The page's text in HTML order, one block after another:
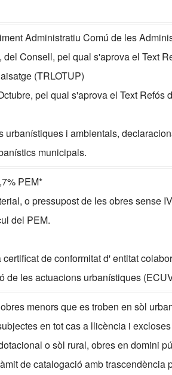
Administratiu Comú de les
Consell, pel qual s'aprova el Text
(TRLOTUP)
pel qual s'aprova el Text Refós
i ambientals,
municipals.
PEM*
o pressupost de les obres sense
del PEM.
de conformitat d' entitat
de les actuacions urbanístiques
menors que es troben en sòl
en tot cas a llicència i
o sòl rural, obres en domini
de catalogació amb trascendència